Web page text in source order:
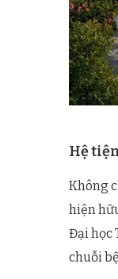
Hệ
Không
hiện
Đại học
chuỗi